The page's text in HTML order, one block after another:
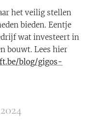
het veilig stellen
bieden. Eentje
wat investeert in
bouwt. Lees hier
blog/gigos-